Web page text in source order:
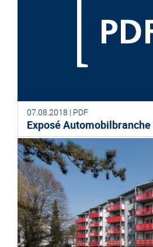
07.08.2018 | PDF
Exposé Automobilbranche